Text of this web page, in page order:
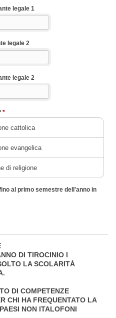
legale 1
legale 2
legale 2
*
cattolica
evangelica
di religione
al primo semestre dell'anno in
DI TIROCINIO I
LA SCOLARITÀ
DI COMPETENZE
CHI HA FREQUENTATO LA
NON ITALOFONI